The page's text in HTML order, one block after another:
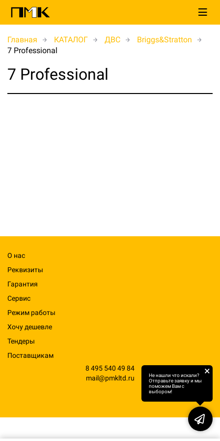
Главная КАТАЛОГ ДВС
Briggs&Stratton
7 Professional
7 Professional
О нас
Реквизиты
Гарантия
Сервис
Режим работы
Хочу дешевле
Тендеры
Поставщикам
8 495 540 49 84
mail@pmkltd.ru
Не нашли что искали?
Отправьте заявку и мы
поможем Вам с
выбором!
×